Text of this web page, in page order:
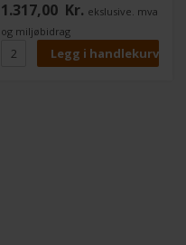
1.317,00 Kr. ekslusive. mva
og miljøbidrag